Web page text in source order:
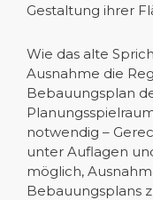
Gestaltung ihrer
Wie das alte
Ausnahme die
Bebauungsplan
notwendig –
unter Auflagen
möglich,
Bebauungsplans